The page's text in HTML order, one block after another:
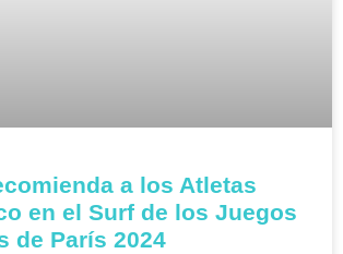
a los Atletas
en el Surf de los Juegos
de París 2024